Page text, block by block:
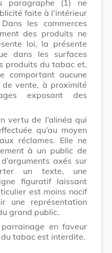
paragraphe (1) ne
faite à l’intérieur
les commerces
des produits ne
loi, la présente
dans les surfaces
produits du tabac et,
comportant aucune
de vente, à proximité
exposant des
vertu de l’alinéa qui
qu’au moyen
réclames. Elle ne
à un public de
axés sur
un texte, une
figuratif laissant
est moins nocif
une représentation
grand public.
en faveur
tabac est interdite.